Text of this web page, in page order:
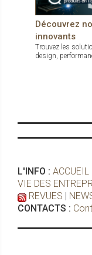
Découvrez
innovants
Trouvez les
design,
L'INFO : ACCUEIL
VIE DES
REVUES |
CONTACTS :